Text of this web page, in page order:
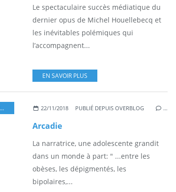
Le spectaculaire succès médiatique du
dernier opus de Michel Houellebecq et
les inévitables polémiques qui
l’accompagnent...
EN SAVOIR PLUS
ROMAN
22/11/2018 PUBLIÉ DEPUIS OVERBLOG …
Arcadie
La narratrice, une adolescente grandit
dans un monde à part: " ...entre les
obèses, les dépigmentés, les
bipolaires,...